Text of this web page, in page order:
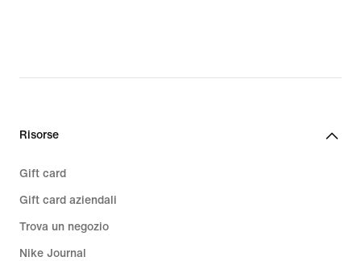
price
€
Risorse
Gift card
Gift card aziendali
Trova un negozio
Nike Journal